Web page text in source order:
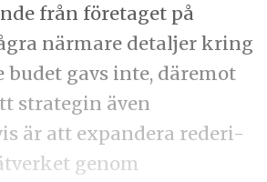
från företaget på
närmare detaljer kring
budet gavs inte, däremot
strategin även
är att expandera rederi-
genom